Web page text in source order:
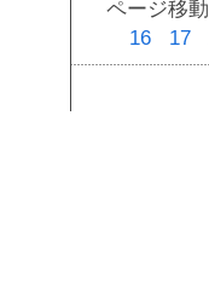
ページ移動
16
17